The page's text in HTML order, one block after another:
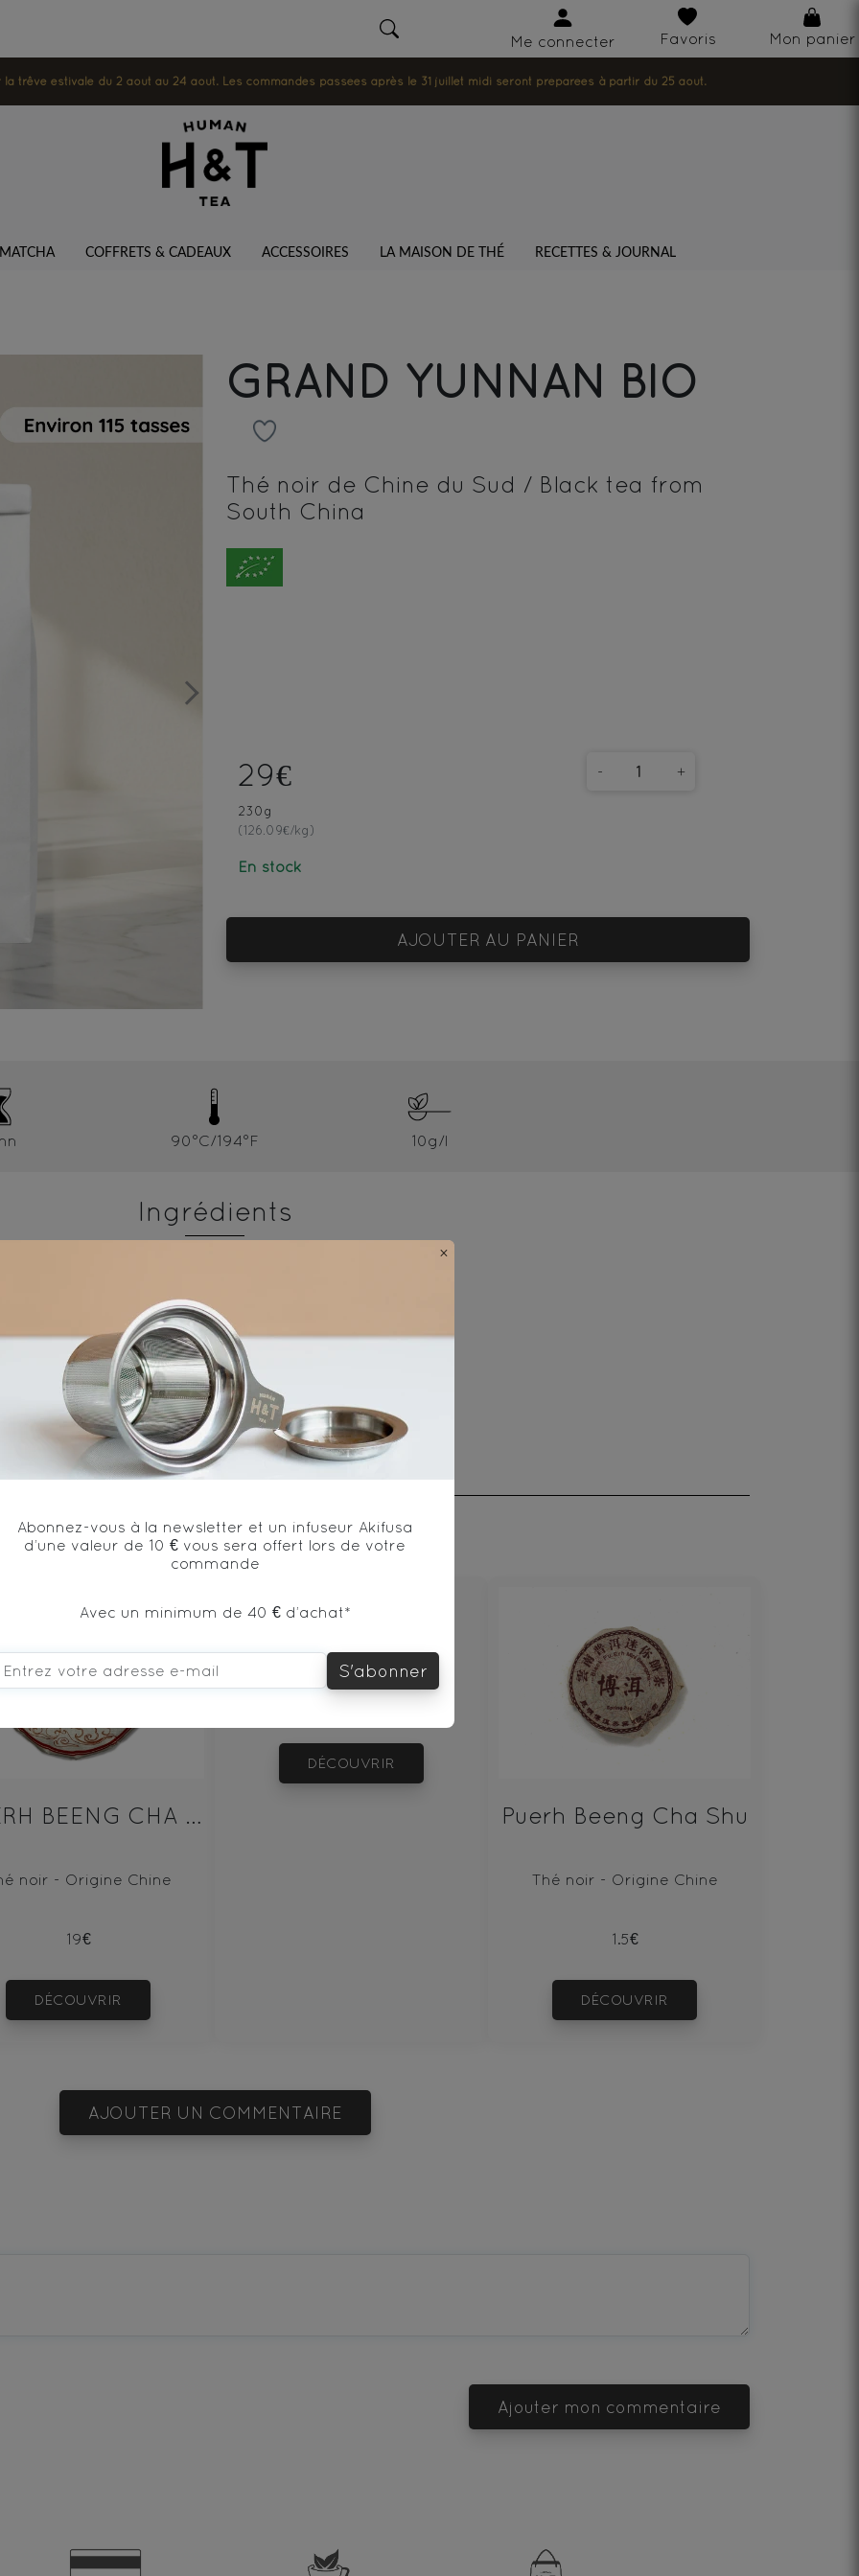
Me connecter Favoris Mon panier
trêve estivale du 2 août au 24 août. Les commandes passées après le 31 juillet midi seront préparées à partir du 25 août.
COFFRETS & CADEAUX ACCESSOIRES LA MAISON DE THÉ RECETTES & JOURNAL
Next
GRAND YUNNAN BIO
Thé noir de Chine du Sud / Black tea from
South China
29€
230g
(126.09€/kg)
En stock
- +
AJOUTER AU PANIER
90°C/194°F 10g/l
Ingrédients
* produit issu de l'agriculture biologique
vous aimerez aussi...
PU‘ERH BEENG CHA SHU 100g
noir - Origine Chine
19€
DÉCOUVRIR
DÉCOUVRIR
Puerh Beeng Cha Shu
Thé noir - Origine Chine
1.5€
DÉCOUVRIR
AJOUTER UN COMMENTAIRE
Ajouter mon commentaire
×
Abonnez-vous à la newsletter et un infuseur Akifusa
d’une valeur de 10 € vous sera offert lors de votre
commande
Avec un minimum de 40 € d’achat*
S'abonner